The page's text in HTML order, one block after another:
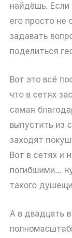
найдёшь.
его просто
задавать
поделиться
Вот это всё
что в сетях
самая
выпустить из
заходят
Вот в сетях и
погибшими…
такого
А в двадцать